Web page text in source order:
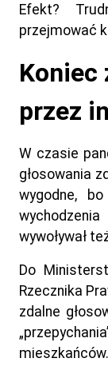
Efekt?
przejmować
Koniec
przez
W czasie
głosowania
wygodne,
wywoływał
Do
Rzecznika
zdalne
mieszkańców.